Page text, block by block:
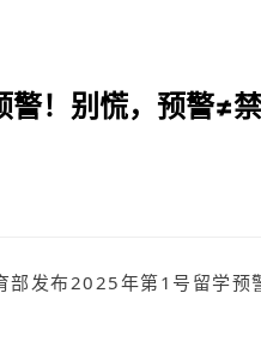
！别慌，预警≠禁
发布2025年第1号留学预